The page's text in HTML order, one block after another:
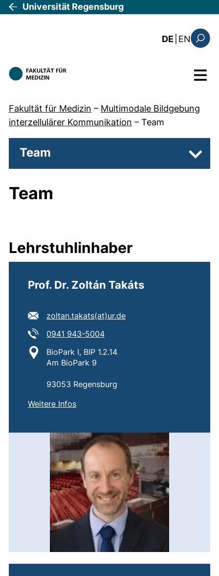
Direkt zum Inhalt
Universität Regensburg
DE EN: the
Menü
Fakultät für Medizin – Multimodale Bildgebung
interzellulärer Kommunikation – Team
Team
Team
Lehrstuhlinhaber
Prof. Dr. Zoltán Takáts
E-Mail Adresse:
zoltan.takats​(at)​ur.de(öffnet Ihr E-Mail-
Tel:
0941 943-5004(startet einen Telefonanruf,
Standort:
BioPark I, BIP 1.2.14
Am BioPark 9
93053 Regensburg
Weitere Infosvon
Prof. Dr. Zoltán Takáts